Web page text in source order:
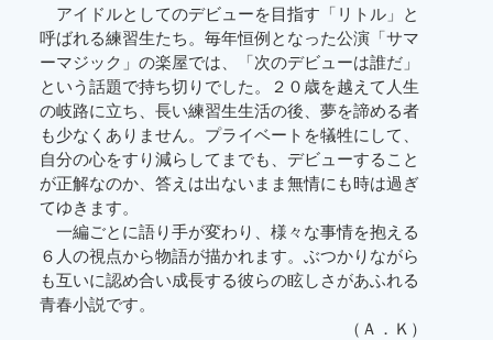
アイドルとしてのデビューを目指す「リトル」と
呼ばれる練習生たち。毎年恒例となった公演「サマ
ーマジック」の楽屋では、「次のデビューは誰だ」
という話題で持ち切りでした。２０歳を越えて人生
の岐路に立ち、長い練習生生活の後、夢を諦める者
も少なくありません。プライベートを犠牲にして、
自分の心をすり減らしてまでも、デビューすること
が正解なのか、答えは出ないまま無情にも時は過ぎ
てゆきます。
一編ごとに語り手が変わり、様々な事情を抱える
６人の視点から物語が描かれます。ぶつかりながら
も互いに認め合い成長する彼らの眩しさがあふれる
青春小説です。
（Ａ．Ｋ）